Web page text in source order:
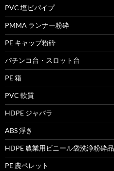
PVC 塩ビパイプ
PMMA ランナー粉砕
PE キャップ粉砕
パチンコ台・スロット台
PE 箱
PVC 軟質
HDPE ジャバラ
ABS 浮き
HDPE 農業用ビニール袋洗浄粉砕品
PE 農ペレット